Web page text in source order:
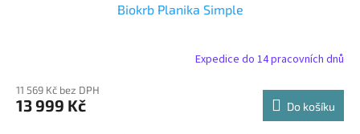
Biokrb Planika Simple
Expedice do 14 pracovních dnů
11 569 Kč bez DPH
13 999 Kč Do košíku